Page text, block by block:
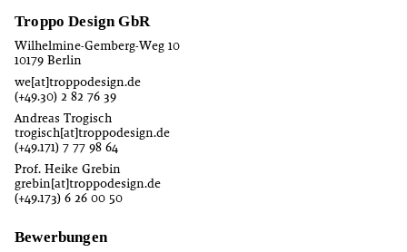
Troppo Design GbR
Wilhelmine-Gemberg-Weg 10
10179 Berlin
we[at]troppodesign.de
(+49.30) 2 82 76 39
Andreas Trogisch
trogisch[at]troppodesign.de
(+49.171) 7 77 98 64
Prof. Heike Grebin
grebin[at]troppodesign.de
(+49.173) 6 26 00 50
Bewerbungen